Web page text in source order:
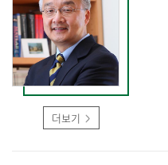
더보기